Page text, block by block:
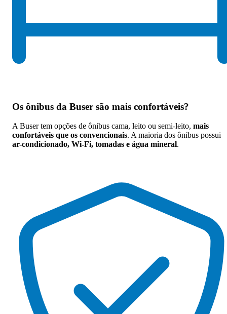
Os ônibus da Buser são mais confortáveis?
A Buser tem opções de ônibus cama, leito ou semi-leito, mais
confortáveis que os convencionais. A maioria dos ônibus possui
ar-condicionado, Wi-Fi, tomadas e água mineral.